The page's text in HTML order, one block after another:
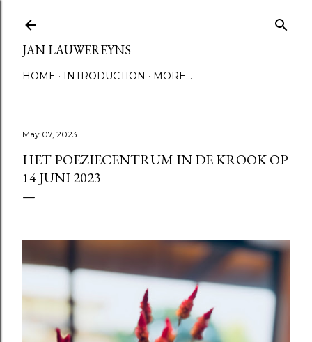
JAN LAUWEREYNS
HOME INTRODUCTION MORE…
May 07, 2023
HET POEZIECENTRUM IN DE KROOK OP
14 JUNI 2023